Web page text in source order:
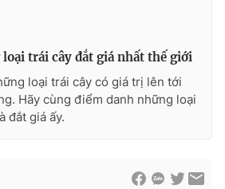
VTV Thể thao
Bất động sản
Tấm lòng Việt
trái cây đắt giá nhất thế giới
loại trái cây có giá trị lên tới
Hãy cùng điểm danh những loại
đắt giá ấy.